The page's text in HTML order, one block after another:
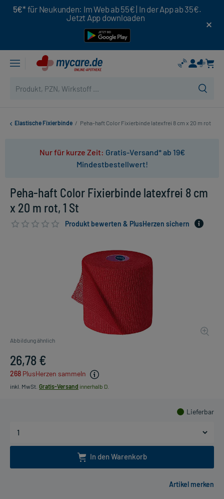
5€* für Neukunden: Im Web ab 55€ | In der App ab 35€.
Jetzt App downloaden
Elastische Fixierbinde / Peha-haft Color Fixierbinde latexfrei 8 cm x 20 m rot
Nur für kurze Zeit: Gratis-Versand* ab 19€
Mindestbestellwert!
Peha-haft Color Fixierbinde latexfrei 8 cm
x 20 m rot, 1 St
Produkt bewerten & PlusHerzen sichern
Abbildung ähnlich
26,78 €
268 PlusHerzen sammeln
inkl. MwSt. Gratis-Versand innerhalb D.
Lieferbar
In den Warenkorb